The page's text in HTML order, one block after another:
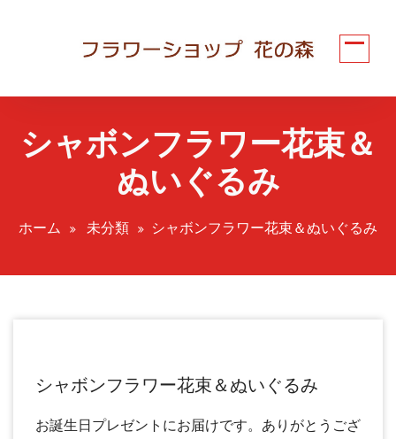
ツ
シャボンフラワー花束＆
ぬいぐるみ
ホーム 未分類 シャボンフラワー花束＆ぬいぐるみ
シャボンフラワー花束＆ぬいぐるみ
お誕生日プレゼントにお届けです。ありがとうござ